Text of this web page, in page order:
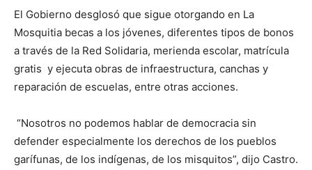
El Gobierno desglosó que sigue otorgando en La
Mosquitia becas a los jóvenes, diferentes tipos de bonos
a través de la Red Solidaria, merienda escolar, matrícula
gratis y ejecuta obras de infraestructura, canchas y
reparación de escuelas, entre otras acciones.
“Nosotros no podemos hablar de democracia sin
defender especialmente los derechos de los pueblos
garífunas, de los indígenas, de los misquitos”, dijo Castro.